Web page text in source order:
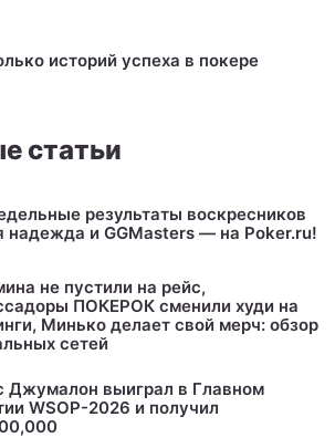
историй успеха в покере
статьи
результаты воскресников
надежда и GGMasters — на Poker.ru!
не пустили на рейс,
ПОКЕРОК сменили худи на
Минько делает свой мерч: обзор
сетей
Джумалон выиграл в Главном
WSOP-2026 и получил